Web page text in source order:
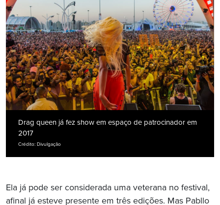
Drag queen já fez show em espaço de patrocinador em
2017
Crédito: Divulgação
Ela já pode ser considerada uma veterana no festival,
afinal já esteve presente em três edições. Mas Pabllo